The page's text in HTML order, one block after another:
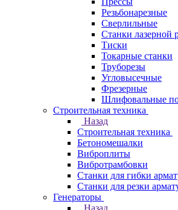
Резьбонарезные
Сверлильные
Станки лазерной
Тиски
Токарные станки
Труборезы
Угловысечные
Фрезерные
Шлифовальные
Строительная техника
Назад
Строительная техника
Бетономешалки
Виброплиты
Вибротрамбовки
Станки для гибки
Станки для резки
Генераторы
Назад